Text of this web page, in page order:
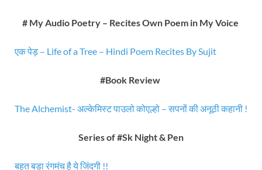
# My Audio Poetry – Recites Own Poem in My Voice
एक पेड़ – Life of a Tree – Hindi Poem Recites By Sujit
#Book Review
The Alchemist- अल्केमिस्ट पाउलो कोएल्हो – सपनों की अनूठी कहानी !
Series of #Sk Night & Pen
बहुत बड़ा रंगमंच है ये जिंदगी !!